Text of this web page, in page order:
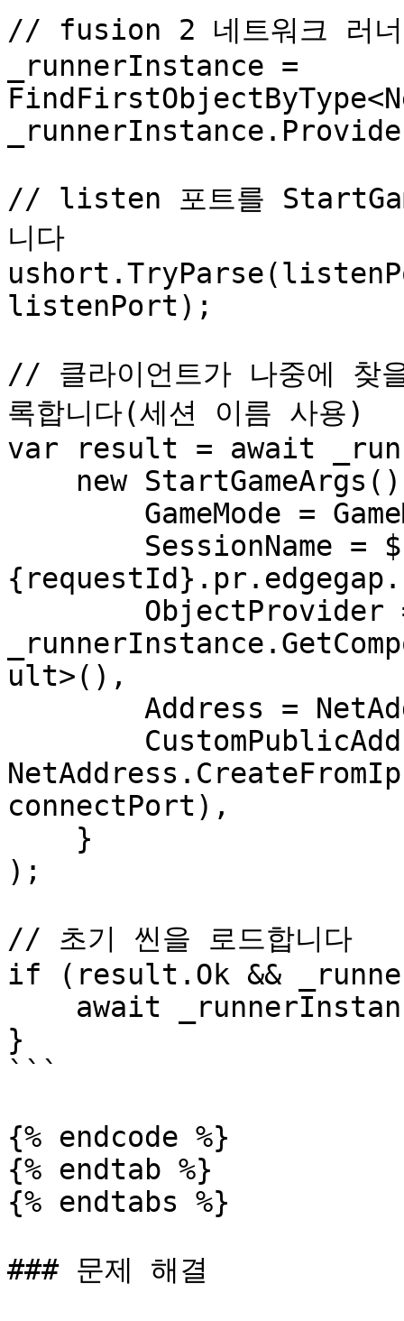
// fusion 2 네트워크 러너
_runnerInstance =
// listen 포트를
니다
listenPort);
// 클라이언트가 나중에
록합니다(세션 이름 사용)
var result = await
ult>(),
connectPort),
);
// 초기 씬을 로드합니다
if (result.Ok &&
}
```
{% endcode %}
{% endtab %}
{% endtabs %}
### 문제 해결